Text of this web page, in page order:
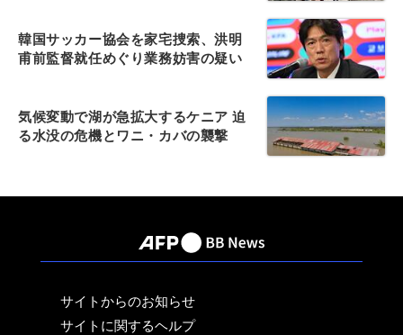
韓国サッカー協会を家宅捜索、洪明
甫前監督就任めぐり業務妨害の疑い
気候変動で湖が急拡大するケニア 迫
る水没の危機とワニ・カバの襲撃
サイトからのお知らせ
サイトに関するヘルプ